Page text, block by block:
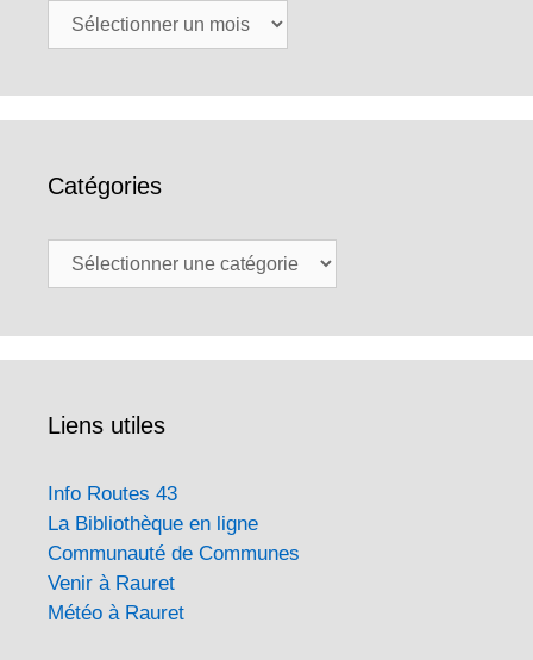
Archives
Catégories
Catégories
Liens utiles
Info Routes 43
La Bibliothèque en ligne
Communauté de Communes
Venir à Rauret
Météo à Rauret